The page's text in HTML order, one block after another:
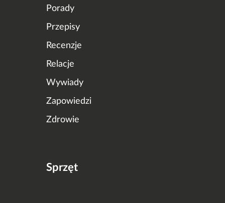
Porady
Przepisy
Recenzje
Relacje
Wywiady
Zapowiedzi
Zdrowie
Sprzęt